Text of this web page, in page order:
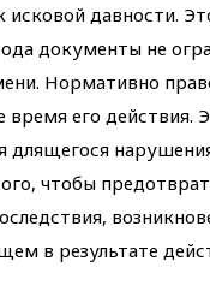
исковой давности.
документы не
Нормативно
его действия.
длящегося
чтобы
в результате